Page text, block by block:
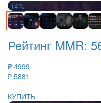
-14%
Рейтинг MMR:
₽ 4999
₽ 5881
КУПИТЬ